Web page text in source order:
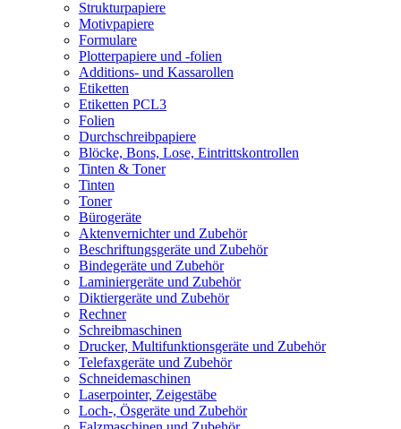
Strukturpapiere
Motivpapiere
Formulare
Plotterpapiere und -folien
Additions- und Kassarollen
Etiketten
Etiketten PCL3
Folien
Durchschreibpapiere
Blöcke, Bons, Lose, Eintrittskontrollen
Tinten & Toner
Tinten
Toner
Bürogeräte
Aktenvernichter und Zubehör
Beschriftungsgeräte und Zubehör
Bindegeräte und Zubehör
Laminiergeräte und Zubehör
Diktiergeräte und Zubehör
Rechner
Schreibmaschinen
Drucker, Multifunktionsgeräte und Zubehör
Telefaxgeräte und Zubehör
Schneidemaschinen
Laserpointer, Zeigestäbe
Loch-, Ösgeräte und Zubehör